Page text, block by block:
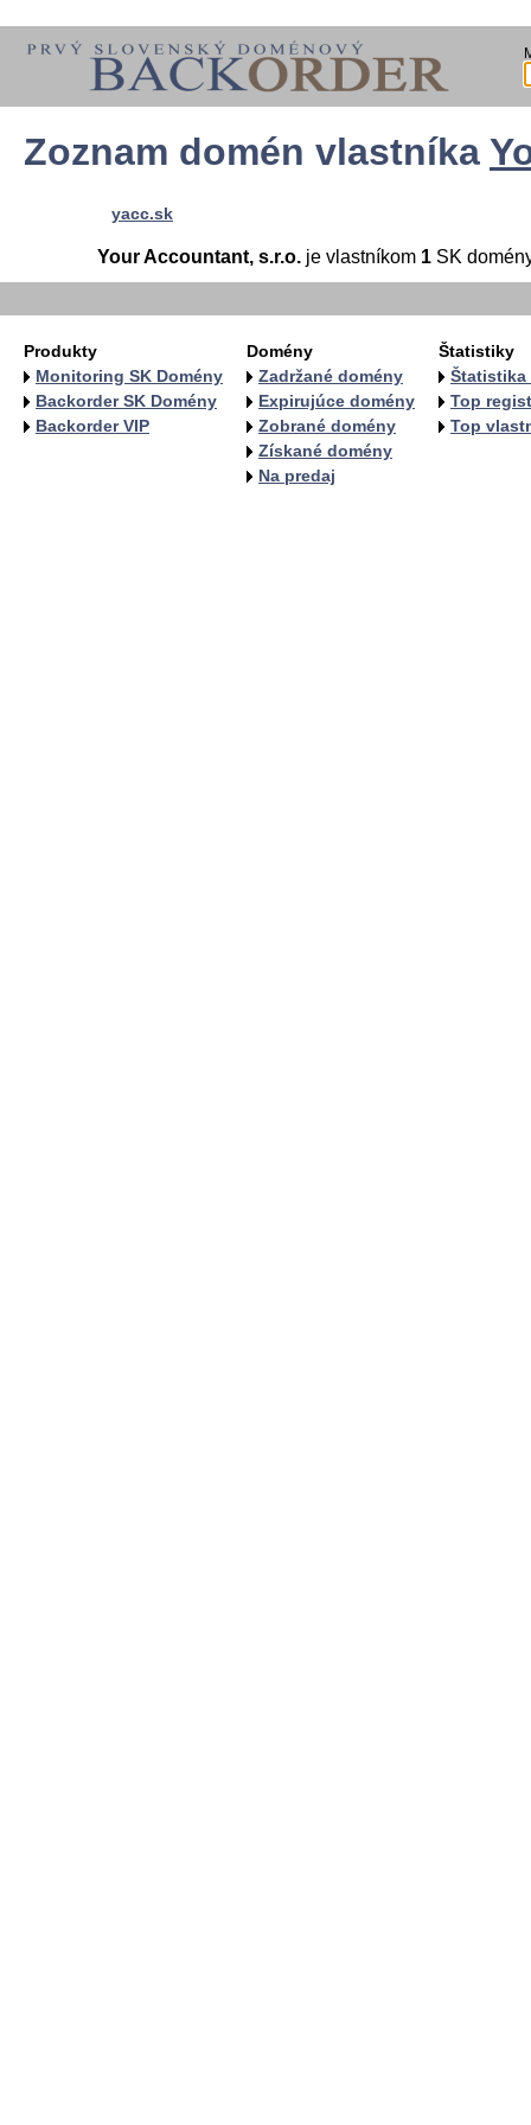
Zoznam domén vlastníka
yacc.sk
Your Accountant, s.r.o. je vlastníkom 1 SK
Produkty
Monitoring SK Domény
Backorder SK Domény
Backorder VIP
Domény
Zadržané domény
Expirujúce domény
Zobrané domény
Získané domény
Na predaj
Štatistiky
Štatistika
Top
Top